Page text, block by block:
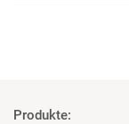
Produkte: